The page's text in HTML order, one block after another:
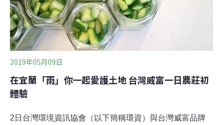
西瓜紅肉
2019年05月09日
在宜蘭「雨」你一起愛護土地 台灣威富一日農莊初
體驗
2日台灣環境資訊協會（以下簡稱環資）與台灣威富品牌